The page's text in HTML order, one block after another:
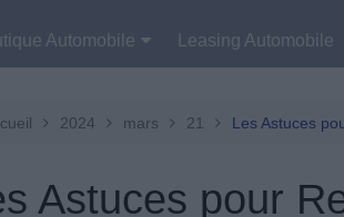
Automobile
Automobile
Boutique
Leasing Automobile
2024 mars 21 Les Astuces
Astuces pour